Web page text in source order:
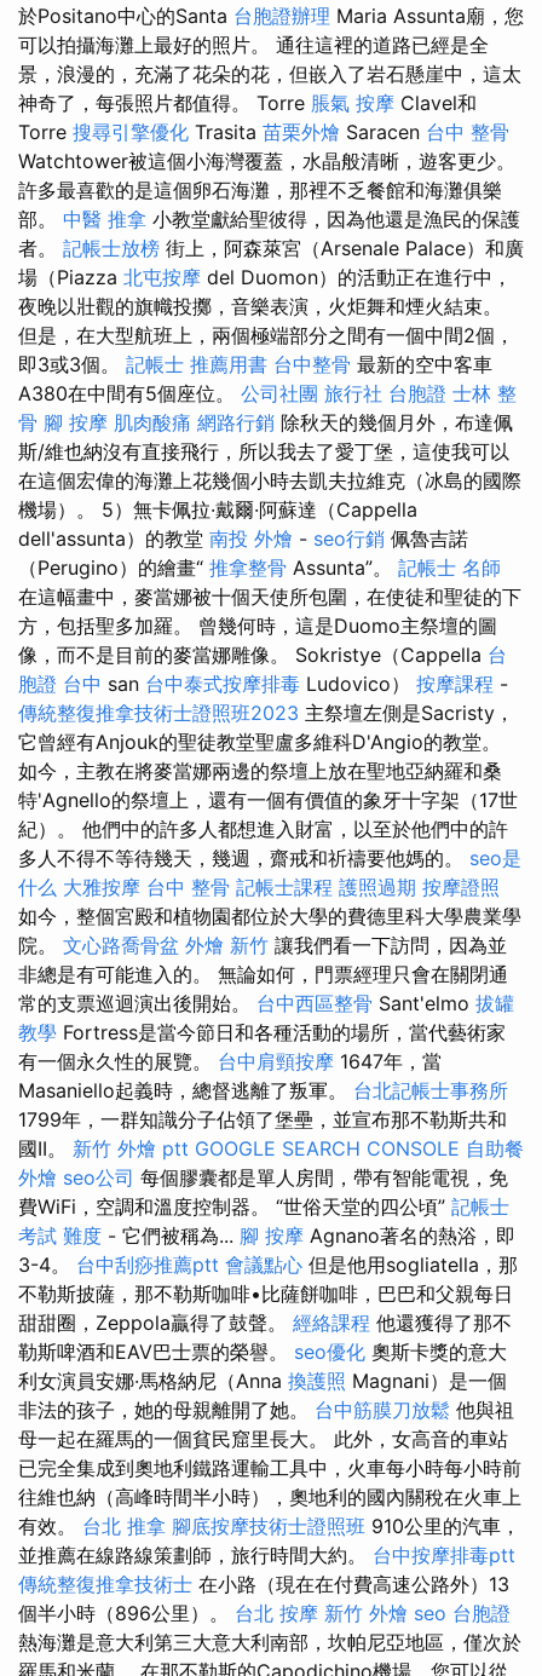
於Positano中心的Santa 台胞證辦理 Maria Assunta廟，您
可以拍攝海灘上最好的照片。 通往這裡的道路已經是全
景，浪漫的，充滿了花朵的花，但嵌入了岩石懸崖中，這太
神奇了，每張照片都值得。 Torre 脹氣 按摩 Clavel和
Torre 搜尋引擎優化 Trasita 苗栗外燴 Saracen 台中 整骨
Watchtower被這個小海灣覆蓋，水晶般清晰，遊客更少。
許多最喜歡的是這個卵石海灘，那裡不乏餐館和海灘俱樂
部。 中醫 推拿 小教堂獻給聖彼得，因為他還是漁民的保護
者。 記帳士放榜 街上，阿森萊宮（Arsenale Palace）和廣
場（Piazza 北屯按摩 del Duomon）的活動正在進行中，
夜晚以壯觀的旗幟投擲，音樂表演，火炬舞和煙火結束。
但是，在大型航班上，兩個極端部分之間有一個中間2個，
即3或3個。 記帳士 推薦用書 台中整骨 最新的空中客車
A380在中間有5個座位。 公司社團 旅行社 台胞證 士林 整
骨 腳 按摩 肌肉酸痛 網路行銷 除秋天的幾個月外，布達佩
斯/維也納沒有直接飛行，所以我去了愛丁堡，這使我可以
在這個宏偉的海灘上花幾個小時去凱夫拉維克（冰島的國際
機場）。 5）無卡佩拉·戴爾·阿蘇達（Cappella
dell'assunta）的教堂 南投 外燴 - seo行銷 佩魯吉諾
（Perugino）的繪畫“ 推拿整骨 Assunta”。 記帳士 名師
在這幅畫中，麥當娜被十個天使所包圍，在使徒和聖徒的下
方，包括聖多加羅。 曾幾何時，這是Duomo主祭壇的圖
像，而不是目前的麥當娜雕像。 Sokristye（Cappella 台
胞證 台中 san 台中泰式按摩排毒 Ludovico） 按摩課程 -
傳統整復推拿技術士證照班2023 主祭壇左側是Sacristy，
它曾經有Anjouk的聖徒教堂聖盧多維科D'Angio的教堂。
如今，主教在將麥當娜兩邊的祭壇上放在聖地亞納羅和桑
特'Agnello的祭壇上，還有一個有價值的象牙十字架（17世
紀）。 他們中的許多人都想進入財富，以至於他們中的許
多人不得不等待幾天，幾週，齋戒和祈禱要他媽的。 seo是
什么 大雅按摩 台中 整骨 記帳士課程 護照過期 按摩證照
如今，整個宮殿和植物園都位於大學的費德里科大學農業學
院。 文心路喬骨盆 外燴 新竹 讓我們看一下訪問，因為並
非總是有可能進入的。 無論如何，門票經理只會在關閉通
常的支票巡迴演出後開始。 台中西區整骨 Sant'elmo 拔罐
教學 Fortress是當今節日和各種活動的場所，當代藝術家
有一個永久性的展覽。 台中肩頸按摩 1647年，當
Masaniello起義時，總督逃離了叛軍。 台北記帳士事務所
1799年，一群知識分子佔領了堡壘，並宣布那不勒斯共和
國II。 新竹 外燴 ptt GOOGLE SEARCH CONSOLE 自助餐
外燴 seo公司 每個膠囊都是單人房間，帶有智能電視，免
費WiFi，空調和溫度控制器。 “世俗天堂的四公頃” 記帳士
考試 難度 - 它們被稱為... 腳 按摩 Agnano著名的熱浴，即
3-4。 台中刮痧推薦ptt 會議點心 但是他用sogliatella，那
不勒斯披薩，那不勒斯咖啡•比薩餅咖啡，巴巴和父親每日
甜甜圈，Zeppola贏得了鼓聲。 經絡課程 他還獲得了那不
勒斯啤酒和EAV巴士票的榮譽。 seo優化 奧斯卡獎的意大
利女演員安娜·馬格納尼（Anna 換護照 Magnani）是一個
非法的孩子，她的母親離開了她。 台中筋膜刀放鬆 他與祖
母一起在羅馬的一個貧民窟里長大。 此外，女高音的車站
已完全集成到奧地利鐵路運輸工具中，火車每小時每小時前
往維也納（高峰時間半小時），奧地利的國內關稅在火車上
有效。 台北 推拿 腳底按摩技術士證照班 910公里的汽車，
並推薦在線路線策劃師，旅行時間大約。 台中按摩排毒ptt
傳統整復推拿技術士 在小路（現在在付費高速公路外）13
個半小時（896公里）。 台北 按摩 新竹 外燴 seo 台胞證
熱海灘是意大利第三大意大利南部，坎帕尼亞地區，僅次於
羅馬和米蘭。 在那不勒斯的Capodichino機場，您可以從